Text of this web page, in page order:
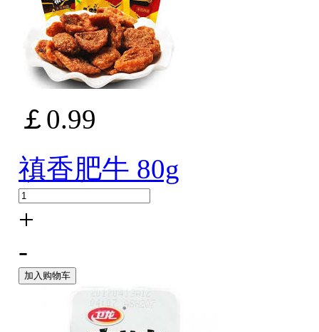
￡0.99
禛香肥牛 80g
+
-
加入购物车